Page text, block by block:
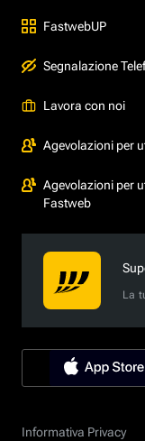
FastwebUP
Segnalazione
Lavora con noi
Agevolazioni per
Agevolazioni per
Fastweb
La
Informativa Privacy